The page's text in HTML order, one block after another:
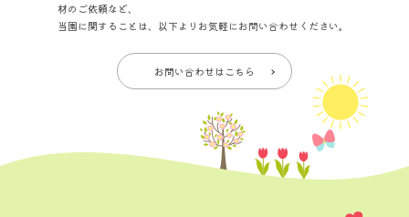
材のご依頼など、
当園に関することは、以下よりお気軽にお問い合わせください。
お問い合わせはこちら